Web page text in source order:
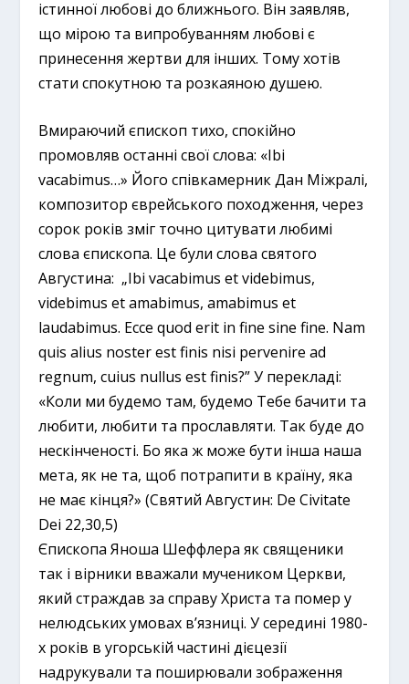
істинної любові до ближнього. Він заявляв,
що мірою та випробуванням любові є
принесення жертви для інших. Тому хотів
стати спокутною та розкаяною душею.
Вмираючий єпископ тихо, спокійно
промовляв останні свої слова: «Ibi
vacabimus…» Його співкамерник Дан Міжралі,
композитор єврейського походження, через
сорок років зміг точно цитувати любимі
слова єпископа. Це були слова святого
Августина: „Ibi vacabimus et videbimus,
videbimus et amabimus, amabimus et
laudabimus. Ecce quod erit in fine sine fine. Nam
quis alius noster est finis nisi pervenire ad
regnum, cuius nullus est finis?” У перекладі:
«Коли ми будемо там, будемо Тебе бачити та
любити, любити та прославляти. Так буде до
нескінченості. Бо яка ж може бути інша наша
мета, як не та, щоб потрапити в країну, яка
не має кінця?» (Святий Августин: De Civitate
Dei 22,30,5)
Єпископа Яноша Шеффлера як священики
так і вірники вважали мучеником Церкви,
який страждав за справу Христа та помер у
нелюдських умовах в’язниці. У середині 1980-
х років в угорській частині дієцезії
надрукували та поширювали зображення